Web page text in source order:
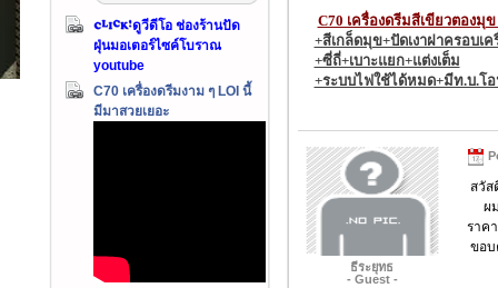
ดูวีดีโอ ช่องร้านปัด
ฝุ่นมอเตอร์ไซค์โบราณ
youtube
C70 เครื่องดรีมงาม ๆ LOI นี้
มีมาสวยเยอะ
C70 เครื่องดรีมสีเขียวตองมุข
+สีเกล็ดมุข+ปัดเงาฝาครอบเ
+ซี่ถี่+เบาะแยก+แต่งเต็ม
+ระบบไฟใช้ได้หมด+มีท.บ.โ
ธีระยุทธ
- Guest -
สวัส
ผม
ราค
ขอ